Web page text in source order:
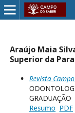
Araújo Maia
Superior da
Revista
GRADUAÇÃO
Resumo PDF